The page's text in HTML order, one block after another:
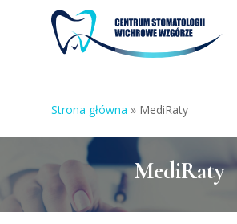
Strona główna » MediRaty
MediRaty